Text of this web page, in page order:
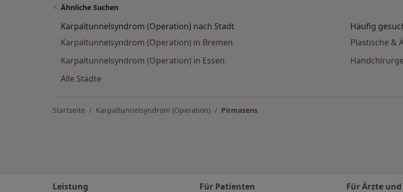
Ähnliche Suchen
Karpaltunnelsyndrom (Operation) nach Stadt
Karpaltunnelsyndrom (Operation) in Bremen
Karpaltunnelsyndrom (Operation) in Essen
Alle Städte
Häufig
Plastische &
Startseite Karpaltunnelsyndrom (Operation) Pirmasens
Leistung
Für Patienten
Für Ärzte